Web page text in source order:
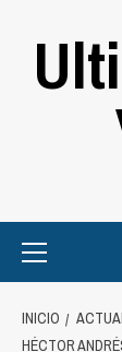
Menu
INICIO
HÉCTOR